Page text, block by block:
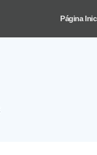
Página